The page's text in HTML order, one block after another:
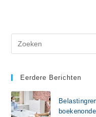
Eerdere Berichten